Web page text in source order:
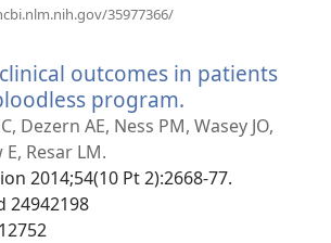
35977366/
вікні)
outcomes in patients
program.
у
вікні)
Dezern AE, Ness PM, Wasey JO,
Resar LM.
2014;54(10 Pt 2):2668-77.
24942198